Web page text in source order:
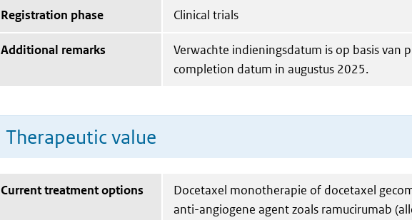
Registration phase Clinical trials
Additional remarks
Verwachte indieningsdatum is op basis van
completion datum in augustus 2025.
Therapeutic value
Current treatment options
Docetaxel monotherapie of docetaxel
anti-angiogene agent zoals ramucirumab